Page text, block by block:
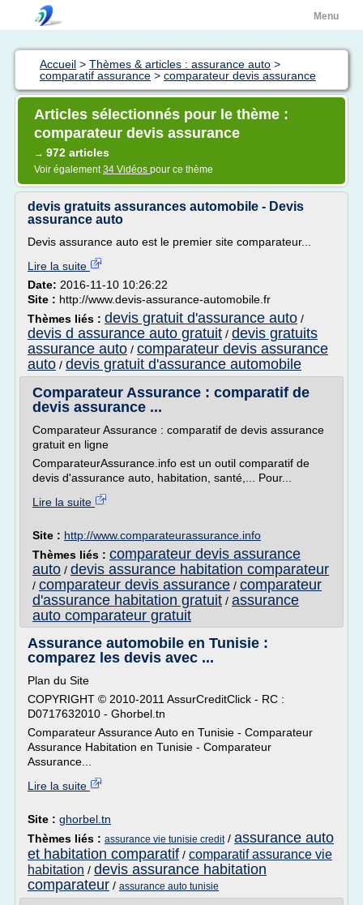
Menu
Accueil > Thèmes & articles : assurance auto >
comparatif assurance > comparateur devis assurance
Articles sélectionnés pour le thème :
comparateur devis assurance
→ 972 articles
Voir également34 Vidéos pour ce thème
devis gratuits assurances automobile - Devis
assurance auto
Devis assurance auto est le premier site comparateur...
Lire la suite
Date: 2016-11-10 10:26:22
Site : http://www.devis-assurance-automobile.fr
Thèmes liés : devis gratuit d'assurance auto /
devis d assurance auto gratuit / devis gratuits
assurance auto / comparateur devis assurance
auto / devis gratuit d'assurance automobile
Comparateur Assurance : comparatif de
devis assurance ...
Comparateur Assurance : comparatif de devis assurance
gratuit en ligne
ComparateurAssurance.info est un outil comparatif de
devis d'assurance auto, habitation, santé,... Pour...
Lire la suite
Site : http://www.comparateurassurance.info
Thèmes liés : comparateur devis assurance
auto / devis assurance habitation comparateur
/ comparateur devis assurance / comparateur
d'assurance habitation gratuit / assurance
auto comparateur gratuit
Assurance automobile en Tunisie :
comparez les devis avec ...
Plan du Site
COPYRIGHT © 2010-2011 AssurCreditClick - RC :
D0717632010 - Ghorbel.tn
Comparateur Assurance Auto en Tunisie - Comparateur
Assurance Habitation en Tunisie - Comparateur
Assurance...
Lire la suite
Site : ghorbel.tn
Thèmes liés : assurance vie tunisie credit/ assurance auto
et habitation comparatif / comparatif assurance vie
habitation / devis assurance habitation
comparateur / assurance auto tunisie